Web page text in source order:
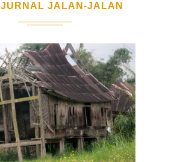
JURNAL JALAN-JALAN